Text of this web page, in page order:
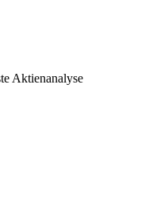
Aktienanalyse